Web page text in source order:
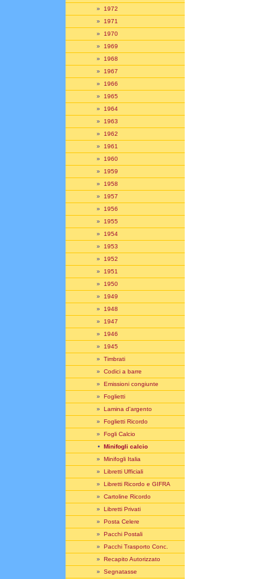
» 1972
» 1971
» 1970
» 1969
» 1968
» 1967
» 1966
» 1965
» 1964
» 1963
» 1962
» 1961
» 1960
» 1959
» 1958
» 1957
» 1956
» 1955
» 1954
» 1953
» 1952
» 1951
» 1950
» 1949
» 1948
» 1947
» 1946
» 1945
» Timbrati
» Codici a barre
» Emissioni congiunte
» Foglietti
» Lamina d'argento
» Foglietti Ricordo
» Fogli Calcio
• Minifogli calcio
» Minifogli Italia
» Libretti Ufficiali
» Libretti Ricordo e GIFRA
» Cartoline Ricordo
» Libretti Privati
» Posta Celere
» Pacchi Postali
» Pacchi Trasporto Conc.
» Recapito Autorizzato
» Segnatasse